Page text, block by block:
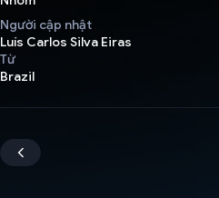
Người cập nhật
Luís Carlos Silva Eiras
Từ
Brazil